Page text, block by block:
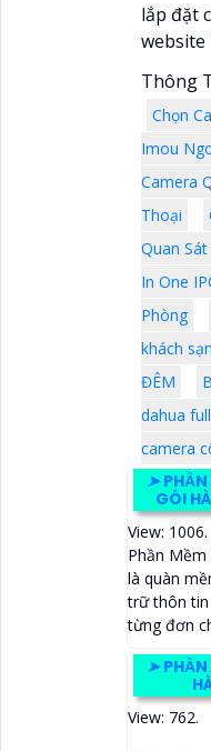
lắp đặt
website
Thông
Chọn
Imou
Camera
Thoại
Quan
In One
Phòng
khách
ĐÊM
dahua
camera
➤
GÓI
View: 1006.
Phần Mềm
là quàn
trữ thôn
từng đơn
➤
View: 762.